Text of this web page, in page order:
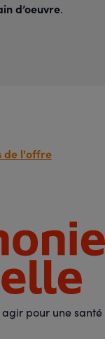
d’oeuvre.
de l'offre
pour une santé